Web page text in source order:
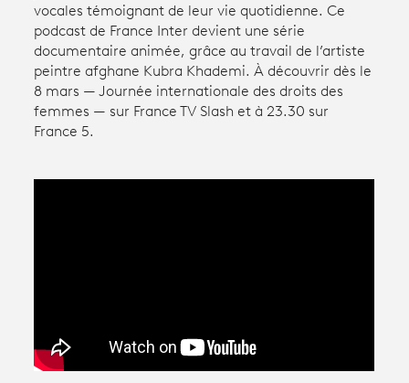
connexion
Avantages fidélité
vocales témoignant de leur vie quotidienne. Ce
podcast de France Inter devient une série
documentaire animée, grâce au travail de l’artiste
peintre afghane Kubra Khademi. À découvrir dès le
8 mars — Journée internationale des droits des
femmes — sur France TV Slash et à 23.30 sur
France 5.